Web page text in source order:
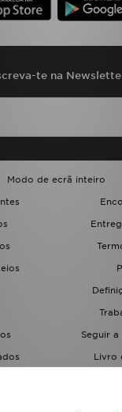
te na
Modo de ecrã inteiro
Seguir
Livro